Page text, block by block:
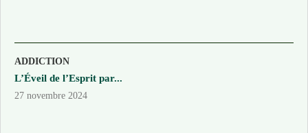
ADDICTION
L’Éveil de l’Esprit par...
27 novembre 2024